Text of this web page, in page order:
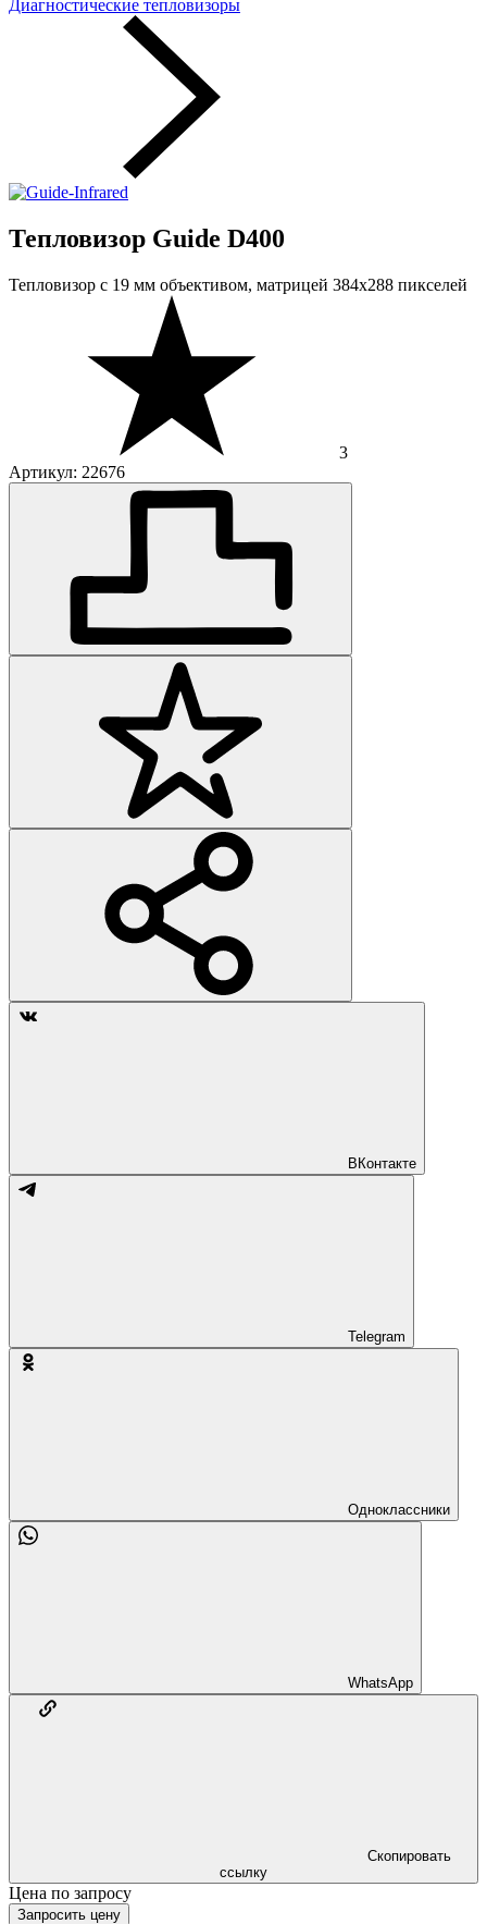
Диагностические тепловизоры
Тепловизор Guide D400
Тепловизор с 19 мм объективом, матрицей 384x288 пикселей
3
Артикул: 22676
ВКонтакте
Telegram
Одноклассники
WhatsApp
Скопировать
ссылку
Цена по запросу
Запросить цену